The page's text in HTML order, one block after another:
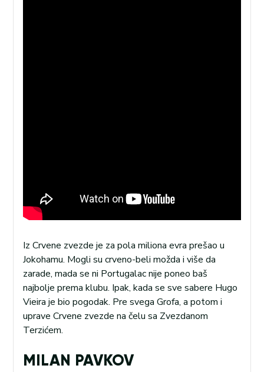
Iz Crvene zvezde je za pola miliona evra prešao u
Jokohamu. Mogli su crveno-beli možda i više da
zarade, mada se ni Portugalac nije poneo baš
najbolje prema klubu. Ipak, kada se sve sabere Hugo
Vieira je bio pogodak. Pre svega Grofa, a potom i
uprave Crvene zvezde na čelu sa Zvezdanom
Terzićem.
MILAN PAVKOV